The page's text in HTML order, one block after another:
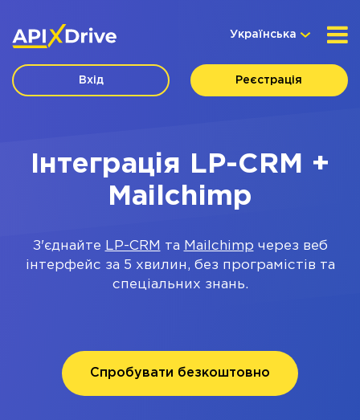
Українська
Вхід Реєстрація
Інтеграція LP-CRM +
Mailchimp
З'єднайте LP-CRM та Mailchimp через веб
інтерфейс за 5 хвилин, без програмістів та
спеціальних знань.
Спробувати безкоштовно